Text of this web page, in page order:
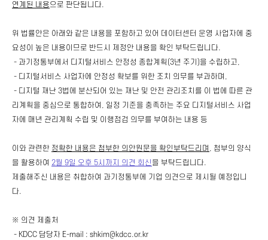
연계된 내용으로 판단됩니다.
위 법률안은 아래와 같은 내용을 포함하고 있어 데이터센터 운영 사업자에 중
요성이 높은 내용이므로 반드시 제정안 내용을 확인 부탁드립니다.
- 과기정통부에서 디지털서비스 안정성 종합계획(3년 주기)을 수립하고,
- 디지털서비스 사업자에 안정성 확보를 위한 조치 의무를 부과하며,
- 디지털 재난 3법에 분산되어 있는 재난 및 안전 관리조치를 이 법에 따른 관
리계획을 중심으로 통합하여, 일정 기준을 충족하는 주요 디지털서비스 사업
자에 매년 관리계획 수립 및 이행점검 의무를 부여하는 내용 등
이와 관련한 정확한 내용은 첨부한 의안원문을 확인부탁드리며 , 첨부의 양식
을 활용하여 2월 9일 오후 5시까지 의견 회신 을 부탁드립니다.
제출해주신 내용은 취합하여 과기정통부에 기업 의견으로 제시될 예정입니
다.
※ 의견 제출처
- KDCC 담당자 E-mail : shkim@kdcc.or.kr